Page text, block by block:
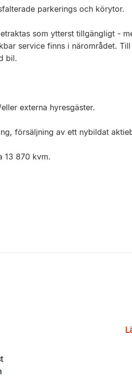
parkerings och körytor.
som ytterst tillgängligt -
service finns i närområdet. Till
bil.
externa hyresgäster.
försäljning av ett nybildat
13 870 kvm.